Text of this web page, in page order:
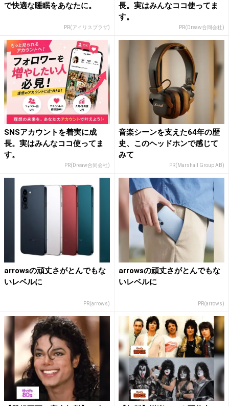
で快適な睡眠をあなたに。
PR(アイリスプラザ)
長。実はみんなココ使ってま
す。
PR(Dreaw合同会社)
SNSアカウントを着実に成
長。実はみんなココ使ってま
す。
PR(Dreaw合同会社)
音楽シーンを支えた64年の歴
史、このヘッドホンで感じて
みて
PR(Marshall Group AB)
arrowsの頑丈さがとんでもな
いレベルに
PR(arrows)
arrowsの頑丈さがとんでもな
いレベルに
PR(arrows)